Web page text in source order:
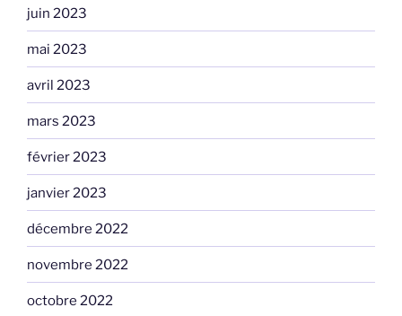
juin 2023
mai 2023
avril 2023
mars 2023
février 2023
janvier 2023
décembre 2022
novembre 2022
octobre 2022